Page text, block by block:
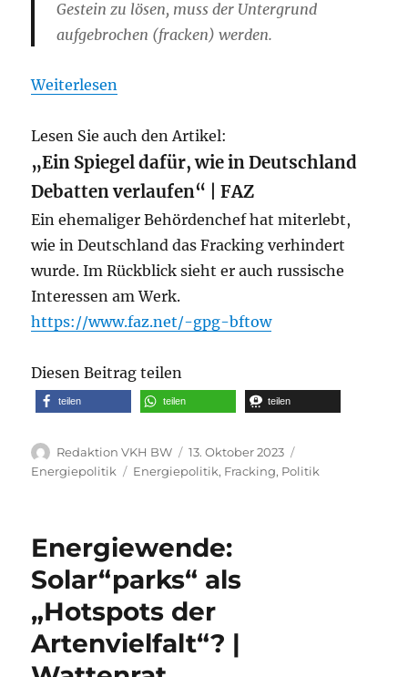
Gestein zu lösen, muss der Untergrund
aufgebrochen (fracken) werden.
Weiterlesen
Lesen Sie auch den Artikel:
„Ein Spiegel dafür, wie in Deutschland
Debatten verlaufen“ | FAZ
Ein ehemaliger Behördenchef hat miterlebt,
wie in Deutschland das Fracking verhindert
wurde. Im Rückblick sieht er auch russische
Interessen am Werk.
https://www.faz.net/-gpg-bftow
Diesen Beitrag teilen
teilen teilen teilen
Autor
Redaktion VKH BW
Veröffentlicht
am
13. Oktober 2023
Energiepolitik
Schlagwörter
Energiepolitik, Fracking, Politik
Energiewende:
Solar“parks“ als
„Hotspots der
Artenvielfalt“? |